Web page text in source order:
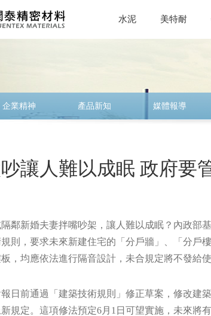
水泥 美特耐
企業精神 產品新知 媒體報導
讓人難以成眠 政府要
鄰新婚夫妻拌嘴吵架，讓人難以成眠？內政部
則，要求未來新建住宅的「分戶牆」、「分戶
，均應依法進行隔音設計，未合規定將不發給使
日前通過「建築技術規則」修正草案，修改建
規定。這項修法預定6月1日可望實施，未來將